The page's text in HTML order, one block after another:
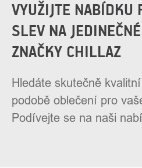
VYUŽIJTE NABÍDKU
SLEV NA
ZNAČKY CHILLAZ
Hledáte skutečně
podobě oblečení pro
Podívejte se na naši